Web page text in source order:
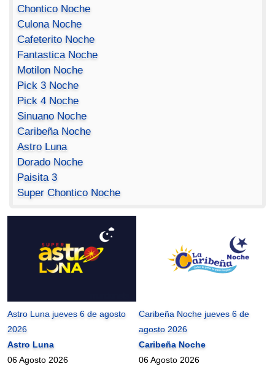
Chontico Noche
Culona Noche
Cafeterito Noche
Fantastica Noche
Motilon Noche
Pick 3 Noche
Pick 4 Noche
Sinuano Noche
Caribeña Noche
Astro Luna
Dorado Noche
Paisita 3
Super Chontico Noche
Astro Luna jueves 6 de agosto
2026
Astro Luna
06 Agosto 2026
Caribeña Noche jueves 6 de
agosto 2026
Caribeña Noche
06 Agosto 2026